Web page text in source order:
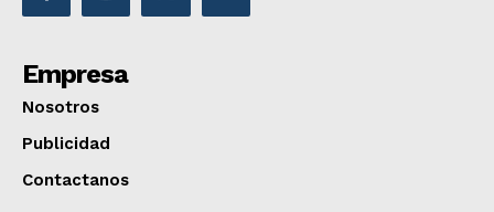
Empresa
Nosotros
Publicidad
Contactanos